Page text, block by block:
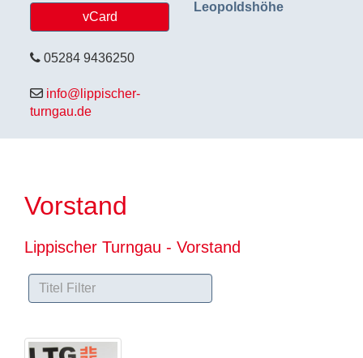
vCard
05284 9436250
info@lippischer-
turngau.de
Leopoldshöhe
Vorstand
Lippischer Turngau - Vorstand